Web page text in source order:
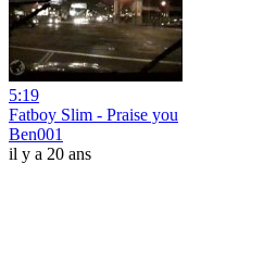
5:19
Fatboy Slim - Praise you
Ben001
il y a 20 ans